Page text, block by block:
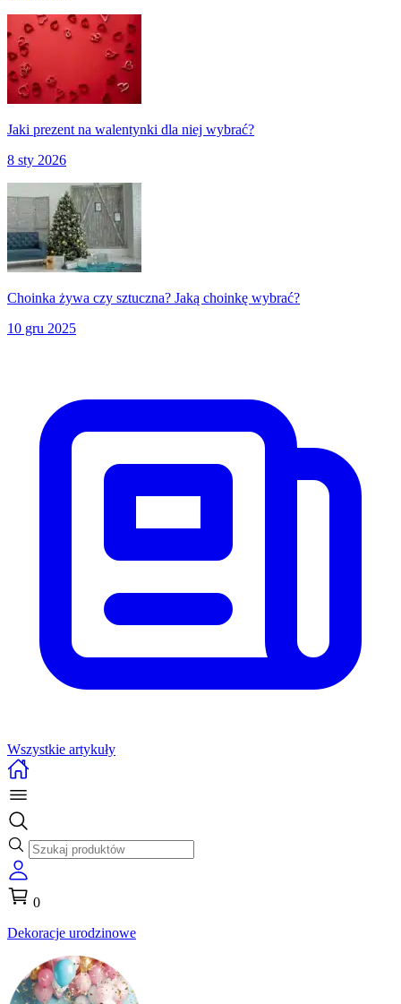
Jaki prezent na walentynki dla niej wybrać?
8 sty 2026
Choinka żywa czy sztuczna? Jaką choinkę wybrać?
10 gru 2025
Wszystkie artykuły
0
Dekoracje urodzinowe